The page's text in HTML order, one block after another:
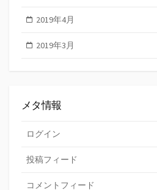
2019年4月
2019年3月
メタ情報
ログイン
投稿フィード
コメントフィード